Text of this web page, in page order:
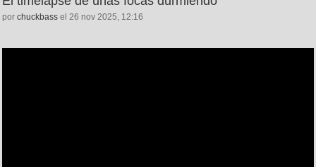
por chuckbass el 26 nov 2025, 12:16